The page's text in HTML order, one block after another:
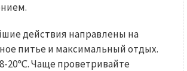
действия направлены на
питье и максимальный отдых.
20℃. Чаще проветривайте